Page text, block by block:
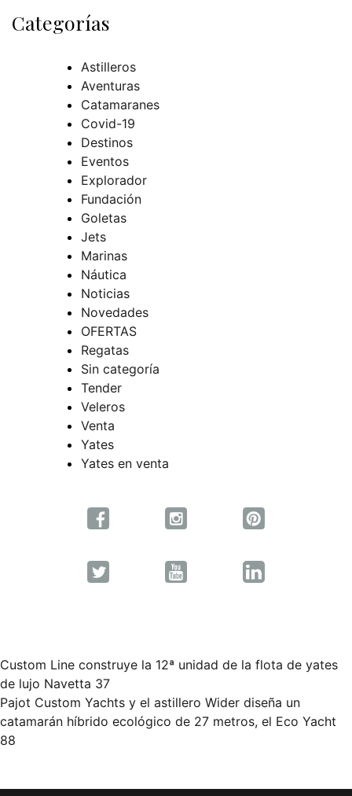
Categorías
Astilleros
Aventuras
Catamaranes
Covid-19
Destinos
Eventos
Explorador
Fundación
Goletas
Jets
Marinas
Náutica
Noticias
Novedades
OFERTAS
Regatas
Sin categoría
Tender
Veleros
Venta
Yates
Yates en venta
Navegación
de
entradas
Custom Line construye la 12ª unidad de la flota de yates
de lujo Navetta 37
Pajot Custom Yachts y el astillero Wider diseña un
catamarán híbrido ecológico de 27 metros, el Eco Yacht
88